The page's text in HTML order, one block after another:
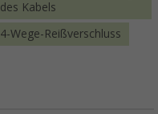
des Kabels
4-Wege-Reißverschluss